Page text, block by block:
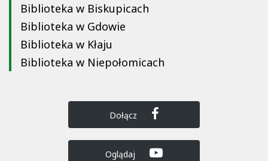
Biblioteka w Biskupicach
Biblioteka w Gdowie
Biblioteka w Kłaju
Biblioteka w Niepołomicach
Dołącz
Oglądaj